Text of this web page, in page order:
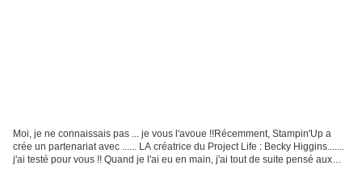
Moi, je ne connaissais pas ... je vous l'avoue !!Récemment, Stampin'Up a
crée un partenariat avec ...... LA créatrice du Project Life : Becky Higgins.......
j'ai testé pour vous !! Quand je l'ai eu en main, j'ai tout de suite pensé aux